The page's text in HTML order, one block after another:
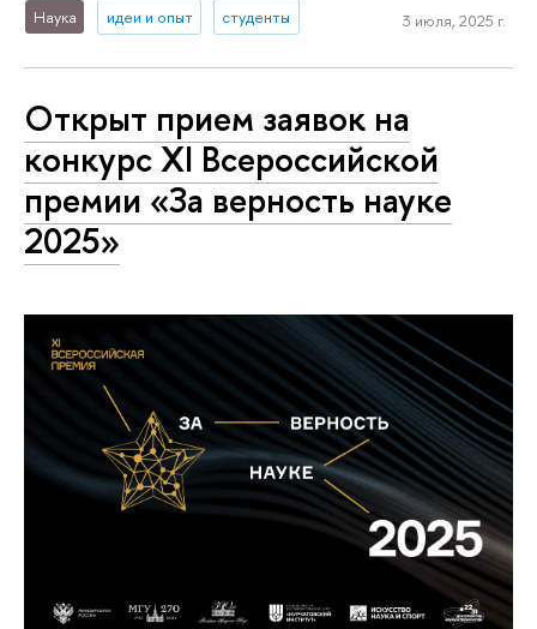
Наука идеи и опыт студенты 3 июля, 2025 г.
Открыт прием заявок на
конкурс XI Всероссийской
премии «За верность науке
2025»